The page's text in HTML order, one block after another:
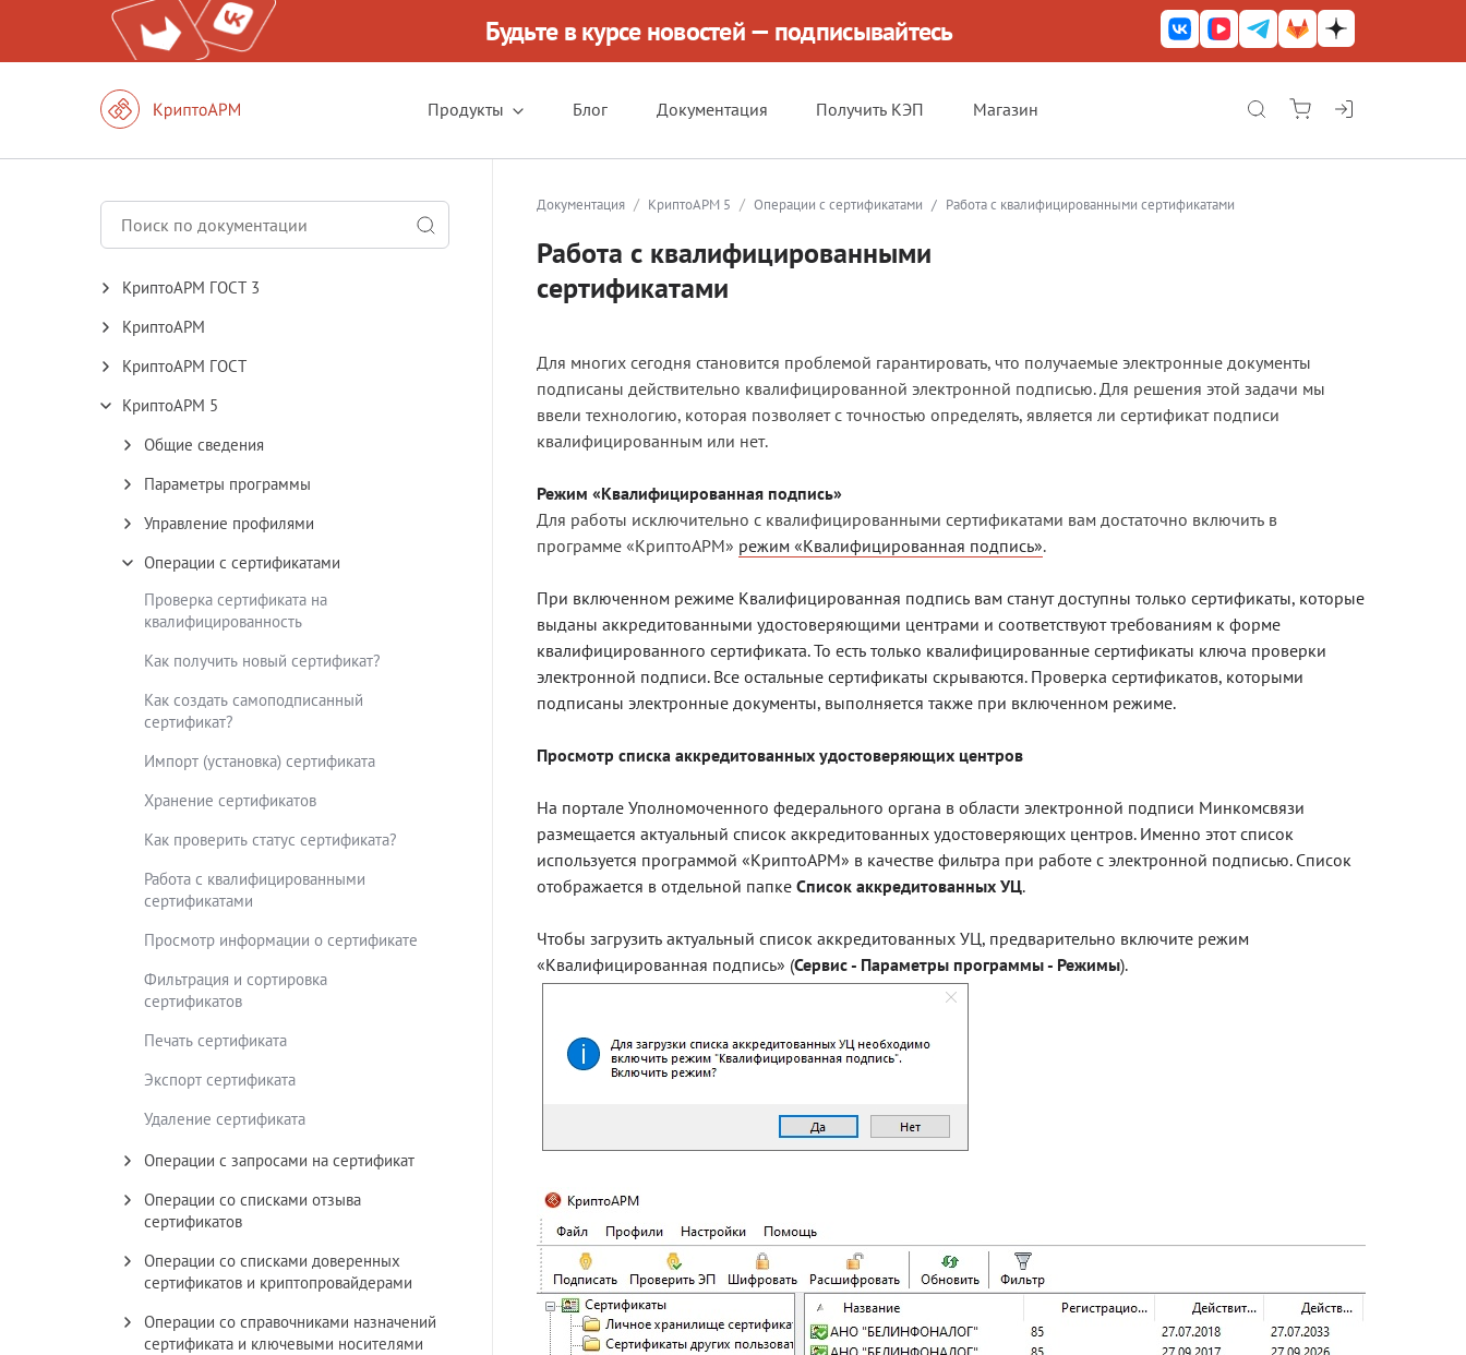
Будьте в курсе новостей — подписывайтесь
Продукты Блог Документация Получить КЭП Магазин
КриптоАРМ ГОСТ
КриптоАРМ
КриптоАРМ ID
КриптоАРМ Документы
Блог
Получить КЭП
Магазин
КриптоАРМ ГОСТ 3
КриптоАРМ
КриптоАРМ 5
Общие сведения
Параметры программы
Управление профилями
Операции с сертификатами
Проверка сертификата на
квалифицированность
Как получить новый сертификат?
Как создать самоподписанный
сертификат?
Импорт (установка) сертификата
Хранение сертификатов
Как проверить статус сертификата?
Работа с квалифицированными
сертификатами
Просмотр информации о сертификате
Фильтрация и сортировка
сертификатов
Печать сертификата
Экспорт сертификата
Удаление сертификата
Операции с запросами на сертификат
Операции со списками отзыва
сертификатов
Операции со списками доверенных
сертификатов и криптопровайдерами
Операции со справочниками назначений
сертификата и ключевыми носителями
КриптоАРМ ГОСТ
Документация / КриптоАРМ 5 / Операции с сертификатами / Работа с квалифицированными сертификатами
Работа с квалифицированными
сертификатами
Для многих сегодня становится проблемой гарантировать, что получаемые электронные документы
подписаны действительно квалифицированной электронной подписью. Для решения этой задачи мы
ввели технологию, которая позволяет с точностью определять, является ли сертификат подписи
квалифицированным или нет.
Режим «Квалифицированная подпись»
Для работы исключительно с квалифицированными сертификатами вам достаточно включить в
программе «КриптоАРМ» режим «Квалифицированная подпись».
При включенном режиме Квалифицированная подпись вам станут доступны только сертификаты, которые
выданы аккредитованными удостоверяющими центрами и соответствуют требованиям к форме
квалифицированного сертификата. То есть только квалифицированные сертификаты ключа проверки
электронной подписи. Все остальные сертификаты скрываются. Проверка сертификатов, которыми
подписаны электронные документы, выполняется также при включенном режиме.
Просмотр списка аккредитованных удостоверяющих центров
На портале Уполномоченного федерального органа в области электронной подписи Минкомсвязи
размещается актуальный список аккредитованных удостоверяющих центров. Именно этот список
используется программой «КриптоАРМ» в качестве фильтра при работе с электронной подписью. Список
отображается в отдельной папке Список аккредитованных УЦ.
Чтобы загрузить актуальный список аккредитованных УЦ, предварительно включите режим
«Квалифицированная подпись» (Сервис - Параметры программы - Режимы).